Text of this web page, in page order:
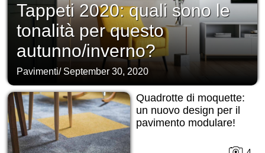
Tappeti 2020: quali sono le
tonalità per questo
autunno/inverno?
Pavimenti/ September 30, 2020
Quadrotte di moquette:
un nuovo design per il
pavimento modulare!